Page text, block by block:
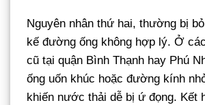
Nguyên nhân thứ hai, thường bị
kế đường ống không hợp lý. Ở
cũ tại quận Bình Thạnh hay Phú
ống uốn khúc hoặc đường kính
khiến nước thải dễ bị ứ đọng. Kết